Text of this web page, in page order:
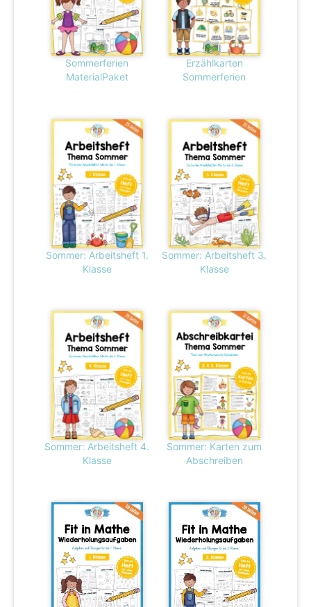
Sommerferien
MaterialPaket
Erzählkarten
Sommerferien
Sommer: Arbeitsheft 1.
Klasse
Sommer: Arbeitsheft 3.
Klasse
Sommer: Arbeitsheft 4.
Klasse
Sommer: Karten zum
Abschreiben